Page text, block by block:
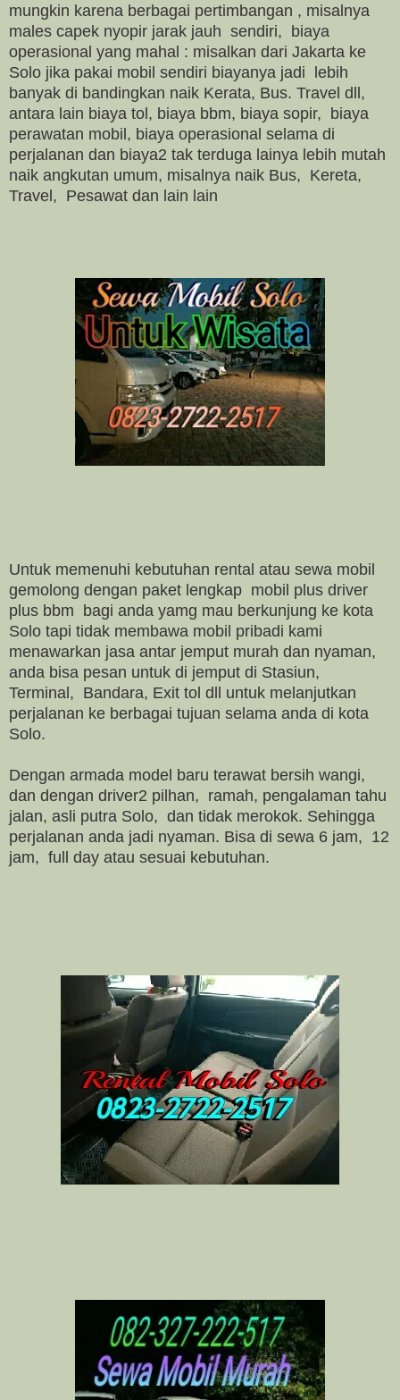
mungkin karena berbagai pertimbangan , misalnya
males capek nyopir jarak jauh sendiri, biaya
operasional yang mahal : misalkan dari Jakarta ke
Solo jika pakai mobil sendiri biayanya jadi lebih
banyak di bandingkan naik Kerata, Bus. Travel dll,
antara lain biaya tol, biaya bbm, biaya sopir, biaya
perawatan mobil, biaya operasional selama di
perjalanan dan biaya2 tak terduga lainya lebih mutah
naik angkutan umum, misalnya naik Bus, Kereta,
Travel, Pesawat dan lain lain
Untuk memenuhi kebutuhan rental atau sewa mobil
gemolong dengan paket lengkap mobil plus driver
plus bbm bagi anda yamg mau berkunjung ke kota
Solo tapi tidak membawa mobil pribadi kami
menawarkan jasa antar jemput murah dan nyaman,
anda bisa pesan untuk di jemput di Stasiun,
Terminal, Bandara, Exit tol dll untuk melanjutkan
perjalanan ke berbagai tujuan selama anda di kota
Solo.
Dengan armada model baru terawat bersih wangi,
dan dengan driver2 pilhan, ramah, pengalaman tahu
jalan, asli putra Solo, dan tidak merokok. Sehingga
perjalanan anda jadi nyaman. Bisa di sewa 6 jam, 12
jam, full day atau sesuai kebutuhan.